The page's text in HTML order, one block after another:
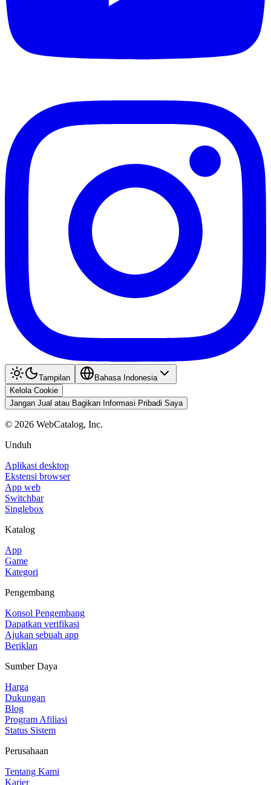
Tampilan
Bahasa Indonesia
Kelola Cookie
Jangan Jual atau Bagikan Informasi Pribadi Saya
© 2026 WebCatalog, Inc.
Unduh
Aplikasi desktop
Ekstensi browser
App web
Switchbar
Singlebox
Katalog
App
Game
Kategori
Pengembang
Konsol Pengembang
Dapatkan verifikasi
Ajukan sebuah app
Beriklan
Sumber Daya
Harga
Dukungan
Blog
Program Afiliasi
Status Sistem
Perusahaan
Tentang Kami
Karier